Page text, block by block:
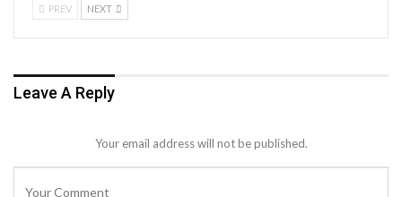
PREV NEXT
Leave A Reply
Your email address will not be published.